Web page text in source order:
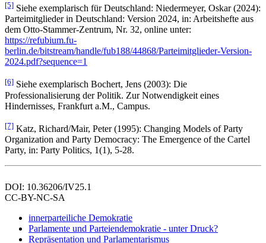
[5] Siehe exemplarisch für Deutschland: Niedermeyer, Oskar (2024):
Parteimitglieder in Deutschland: Version 2024, in: Arbeitshefte aus
dem Otto-Stammer-Zentrum, Nr. 32, online unter:
https://refubium.fu-
berlin.de/bitstream/handle/fub188/44868/Parteimitglieder-Version-
2024.pdf?sequence=1
[6] Siehe exemplarisch Bochert, Jens (2003): Die
Professionalisierung der Politik. Zur Notwendigkeit eines
Hindernisses, Frankfurt a.M., Campus.
[7] Katz, Richard/Mair, Peter (1995): Changing Models of Party
Organization and Party Democracy: The Emergence of the Cartel
Party, in: Party Politics, 1(1), 5-28.
DOI: 10.36206/IV25.1
CC-BY-NC-SA
innerparteiliche Demokratie
Parlamente und Parteiendemokratie - unter Druck?
Repräsentation und Parlamentarismus